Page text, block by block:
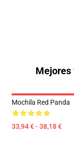
Mejores
Mochila Red Panda
33,94 € - 38,18 €